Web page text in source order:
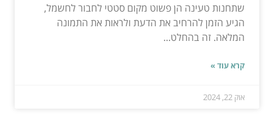
שתחנות טעינה הן פשוט מקום סטטי לחבור לחשמל,
הגיע הזמן להרחיב את הדעת ולראות את התמונה
המלאה. זה בהחלט...
קרא עוד »
אוק 22, 2024